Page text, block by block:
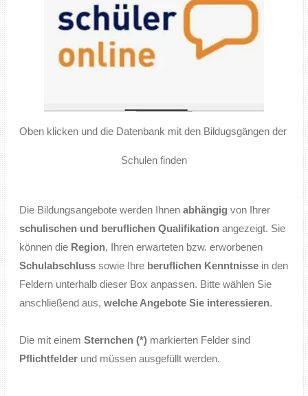
Oben klicken und die Datenbank mit den Bildugsgängen der
Schulen finden
Die Bildungsangebote werden Ihnen abhängig von Ihrer
schulischen und beruflichen Qualifikationangezeigt. Sie
können die Region, Ihren erwarteten bzw. erworbenen
Schulabschlusssowie Ihre beruflichen Kenntnissein den
Feldern unterhalb dieser Box anpassen. Bitte wählen Sie
anschließend aus, welche Angebote Sie interessieren.
Die mit einem Sternchen (*)markierten Felder sind
Pflichtfelderund müssen ausgefüllt werden.